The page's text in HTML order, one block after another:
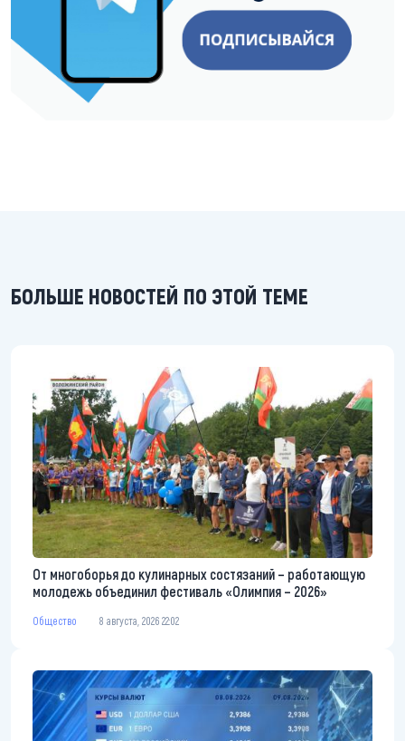
БОЛЬШЕ НОВОСТЕЙ ПО ЭТОЙ ТЕМЕ
От многоборья до кулинарных состязаний – работающую
молодежь объединил фестиваль «Олимпия – 2026»
Общество 8 августа, 2026 22:02